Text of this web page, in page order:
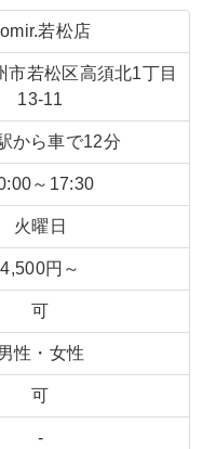
若松店
市若松区高須北1丁目
13-11
から車で12分
～17:30
火曜日
4,500円～
可
性・女性
可
-